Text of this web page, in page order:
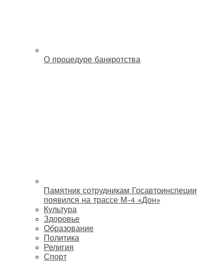
О процедуре банкротства
Памятник сотрудникам Госавтоинспеции
появился на трассе М-4 «Дон»
Культура
Здоровье
Образование
Политика
Религия
Спорт